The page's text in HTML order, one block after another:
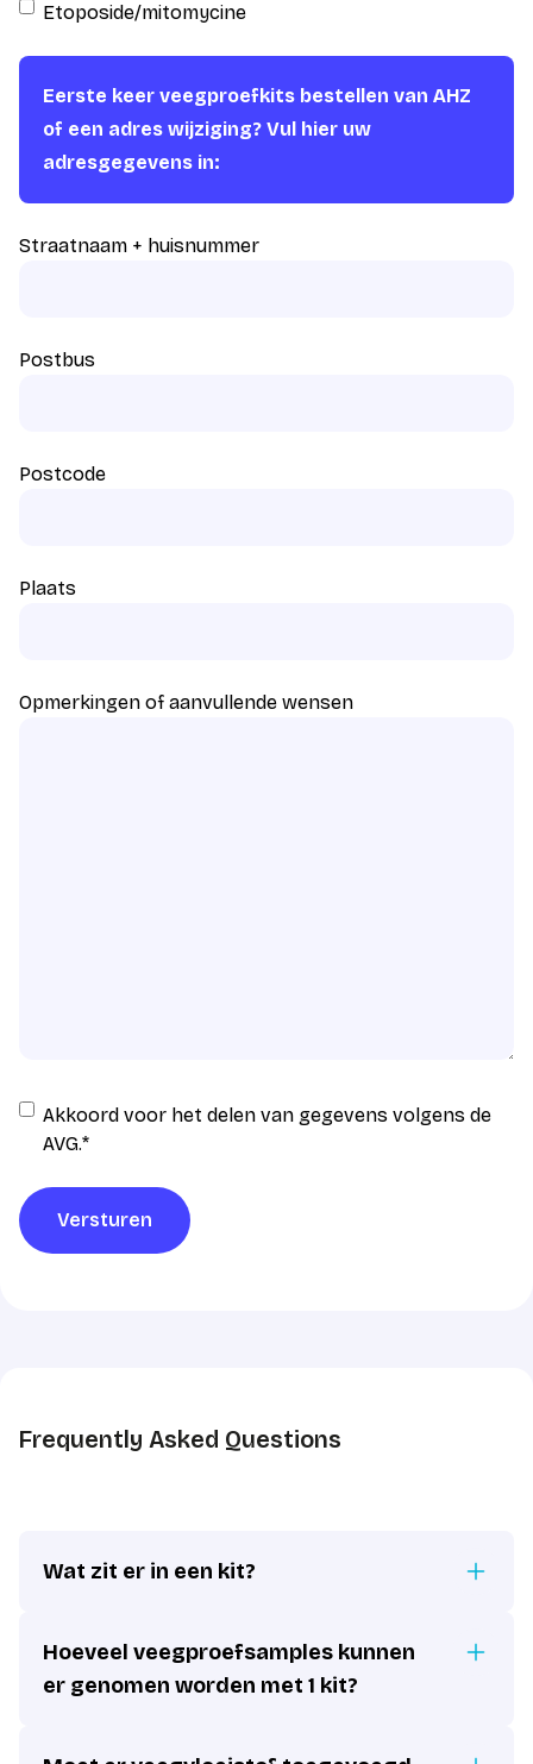
Etoposide/mitomycine
Eerste keer veegproefkits bestellen van AHZ
of een adres wijziging? Vul hier uw
adresgegevens in:
Straatnaam + huisnummer
Postbus
Postcode
Plaats
Opmerkingen of aanvullende wensen
Instemming
AVG
Akkoord voor het delen van gegevens volgens de
AVG.*
Versturen
Frequently Asked Questions
Wat zit er in een kit?
Hoeveel veegproefsamples kunnen
er genomen worden met 1 kit?